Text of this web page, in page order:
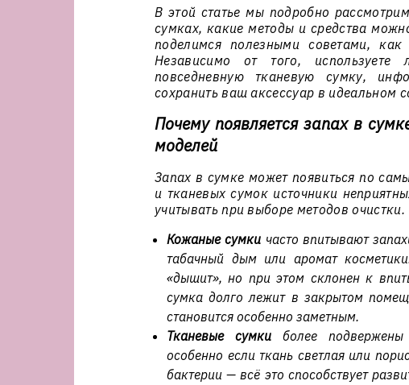
В этой статье мы подробно
сумках, какие методы и средства
поделимся полезными советами, как
Независимо от того,
повседневную тканевую сумку,
сохранить ваш аксессуар в идеальном
Почему появляется запах в
моделей
Запах в сумке может появиться по
и тканевых сумок источники
учитывать при выборе методов очистки.
Кожаные сумки часто впитывают
табачный дым или аромат
«дышит», но при этом склонен к
сумка долго лежит в закрытом
становится особенно заметным.
Тканевые сумкиболее подвержены
особенно если ткань светлая или
бактерии — всё это способствует